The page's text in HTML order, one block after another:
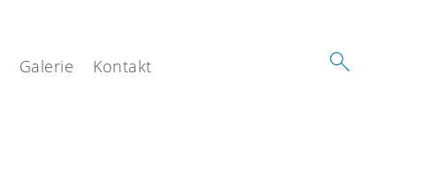
Galerie Kontakt